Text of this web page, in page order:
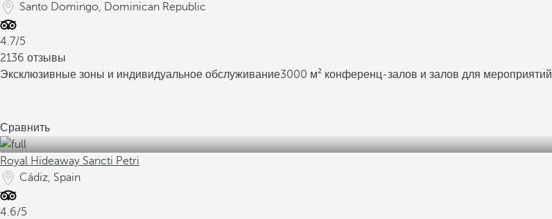
Santo Domingo, Dominican Republic
4.7/5
2136 отзывы
Эксклюзивные зоны и индивидуальное обслуживание3000 м² конференц-залов и залов для мероприятий
Сравнить
Royal Hideaway Sancti Petri
Cádiz, Spain
4.6/5